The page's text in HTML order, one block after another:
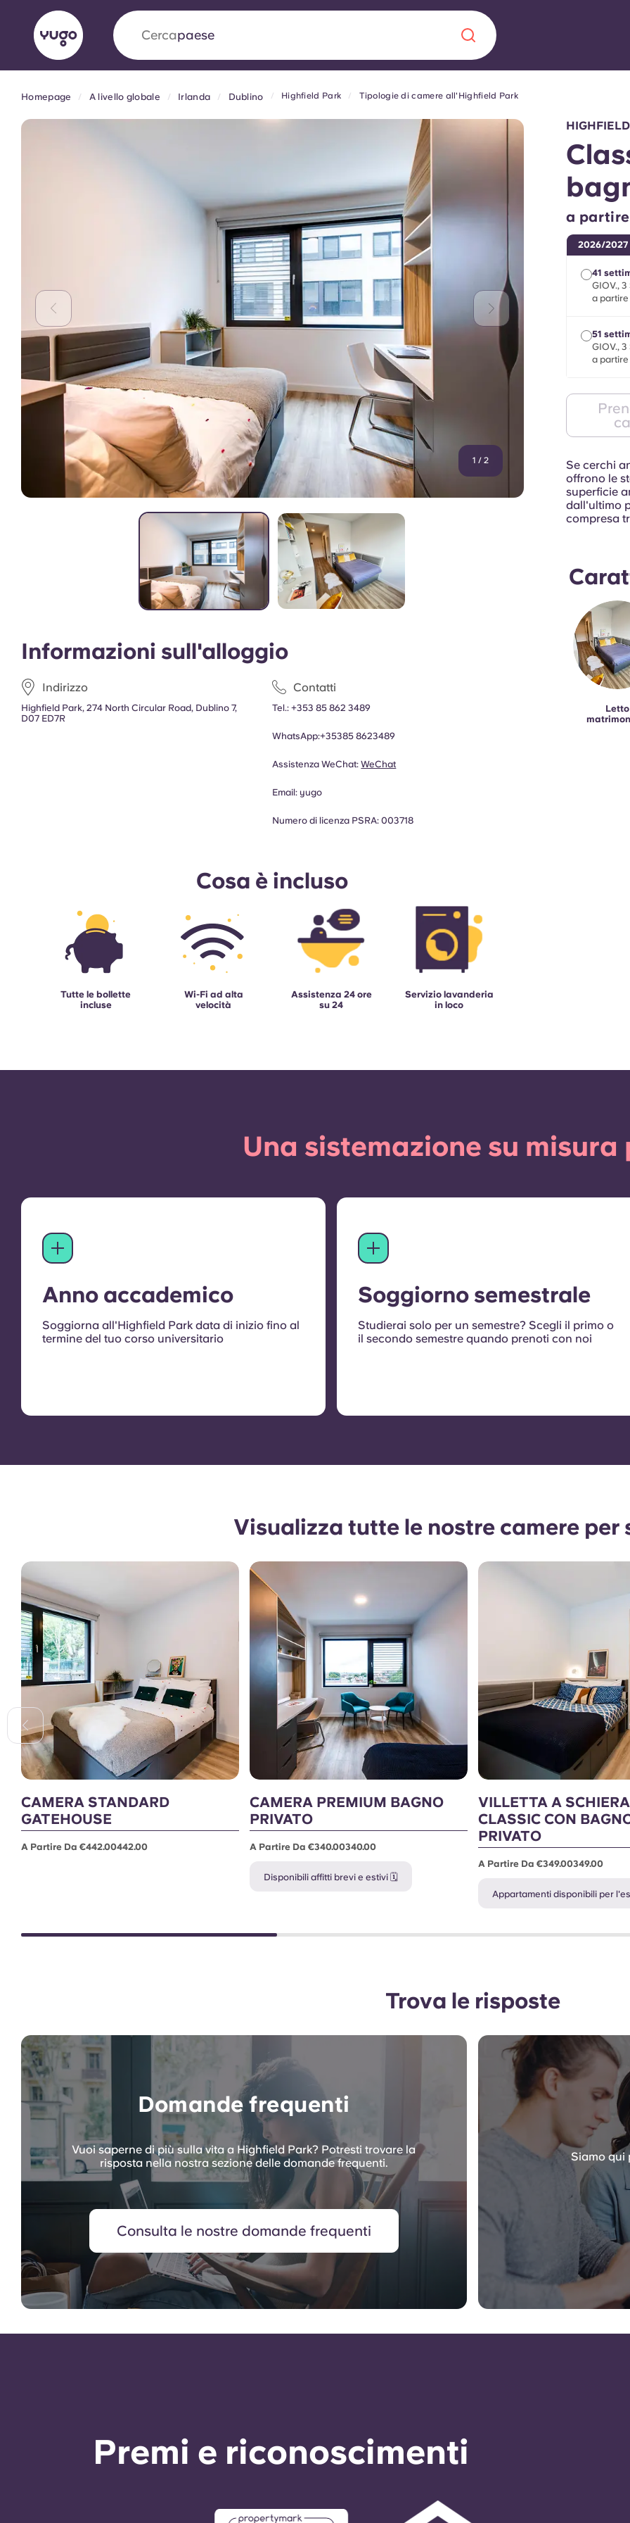
Cercauniversità
Chi siamoSediAltro
Yugo VCARB: Verso una nuova era nel
settore Alloggi per Studenti
La partnership pionieristica Yugocon VCARB alimenta
l'innovazione, l'ambizione e momenti indimenticabili per gli
studenti.
Domande
English (GB) English (US) Chinese Español
Homepage A livello globale Irlanda Dublino Highfield Park Tipologie di camere all'Highfield Park
1 / 2
Informazioni sull'alloggio
Indirizzo
Highfield Park, 274 North Circular Road, Dublino 7,
D07 ED7R
Contatti
Tel.:+353 85 862 3489
WhatsApp:+35385 8623489
Assistenza WeChat:WeChat
Email: yugo
Numero di licenza PSRA: 003718
Cosa è incluso
Tutte le bollette
incluse
Wi-Fi ad alta
velocità
Assistenza 24 ore
su 24
Servizio lavanderia
in loco
a
2026/2027
41
GIOV., 3
a
51
GIOV.,
a
Se cerchi
offrono le
superficie
dall'ultimo
compresa
Letto
Una sistemazione su misura
Anno accademico
Soggiorna all'Highfield Park data di inizio fino al
termine del tuo corso universitario
Soggiorno semestrale
Studierai solo per un semestre? Scegli il primo o
il secondo semestre quando prenoti con noi
Visualizza tutte le nostre camere per
CAMERA STANDARD
GATEHOUSE
A Partire Da €442.00442.00
CAMERA PREMIUM BAGNO
PRIVATO
A Partire Da €340.00340.00
Disponibili affitti brevi e estivi 🗓️
VILLETTA A SCHIERA
CLASSIC CON
PRIVATO
A Partire Da €349.00349.00
Appartamenti disponibili per
Trova le risposte
Domande frequenti
Vuoi saperne di più sulla vita a Highfield Park? Potresti trovare la
risposta nella nostra sezione delle domande frequenti.
Consulta le nostre domande frequenti
Siamo qui
Premi e riconoscimenti